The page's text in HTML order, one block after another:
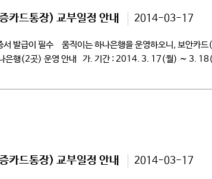
카드통장) 교부일정 안내 2014-03-17
발급이 필수 움직이는 하나은행을 운영하오니, 보안카
은행(2곳) 운영 안내 가. 기간 : 2014. 3. 17(월) ∼ 3.
카드통장) 교부일정 안내 2014-03-17